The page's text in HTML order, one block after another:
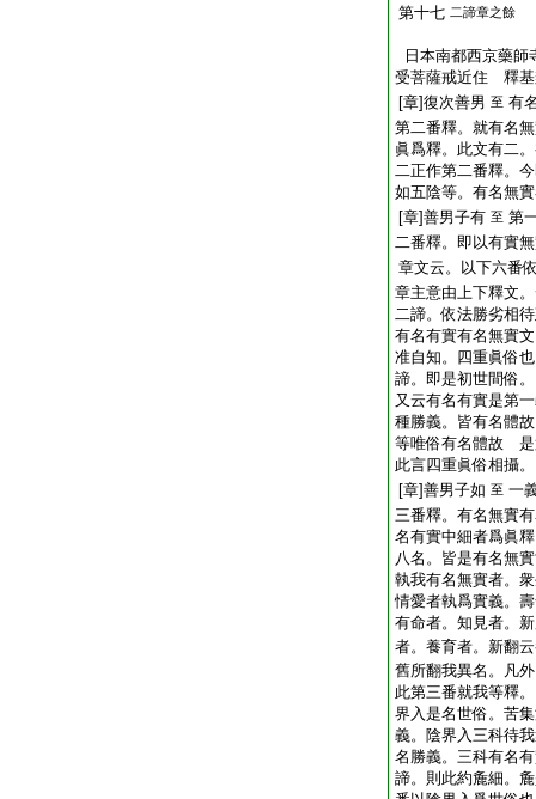
第十七 二諦章之餘
日本南都西京藥師
受菩薩戒近住 釋
[章]復次善男 至 有
第二番釋。就有名
眞爲釋。此文有二
二正作第二番釋。
如五陰等。有名無
[章]善男子有 至 第
二番釋。即以有實
章文云。以下六番
章主意由上下釋文
二諦。依法勝劣相
有名有實有名無實
准自知。四重眞俗
諦。即是初世間俗
又云有名有實是第
種勝義。皆有名體
等唯俗有名體故 是
此言四重眞俗相攝
[章]善男子如 至 一
三番釋。有名無實
名有實中細者爲眞
八名。皆是有名無
執我有名無實者。
情愛者執爲實義。
有命者。知見者。
者。養育者。新翻
舊所翻我異名。凡
此第三番就我等釋
界入是名世俗。苦
義。陰界入三科待
名勝義。三科有名
諦。則此約麁細。